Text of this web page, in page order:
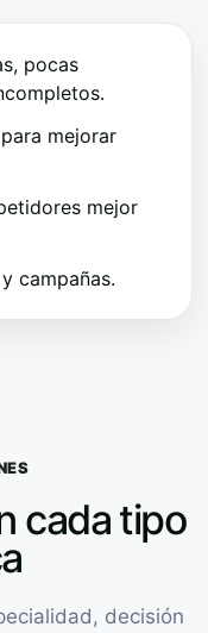
pocas
mejorar
mejor
campañas.
cada tipo
decisión